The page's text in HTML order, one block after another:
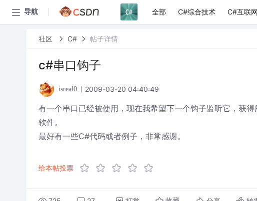
导航 全部 C#综合技术
社区 C# 帖子详情
c#串口钩子
isreal0 2009-03-20 04:40:49
有一个串口已经被使用，现在我希望下一个钩子监听它，获
软件。
最好有一些C#代码或者例子，非常感谢。
给本帖投票